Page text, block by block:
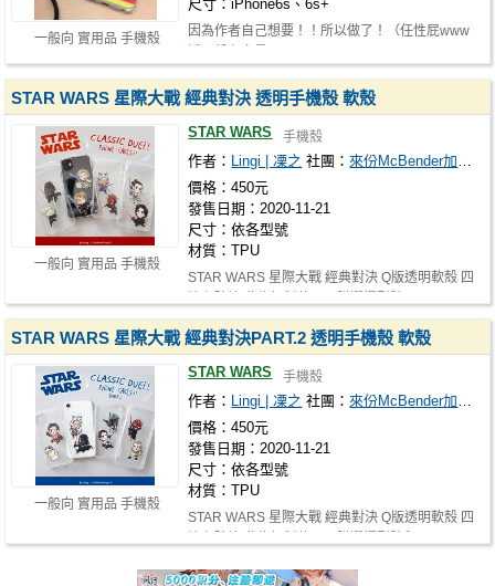
一般向 實用品 手機殼
尺寸：iPhone6s、6s+
因為作者自己想要！！所以做了！（任性屁www
一般向 實用品 手機殼
STAR WARS 星際大戰 經典對決 透明手機殼 軟殼
STAR WARS 手機殼
作者： Lingi | 凓之 社團： 來份McBender加薯條
價格：450元
發售日期：2020-11-21
尺寸：依各型號
材質：TPU
STAR WARS 星際大戰 經典對決 Q版透明軟殼 四
一般向 實用品 手機殼
STAR WARS 星際大戰 經典對決PART.2 透明手機殼 軟殼
STAR WARS 手機殼
作者： Lingi | 凓之 社團： 來份McBender加薯條
價格：450元
發售日期：2020-11-21
尺寸：依各型號
材質：TPU
STAR WARS 星際大戰 經典對決 Q版透明軟殼 四